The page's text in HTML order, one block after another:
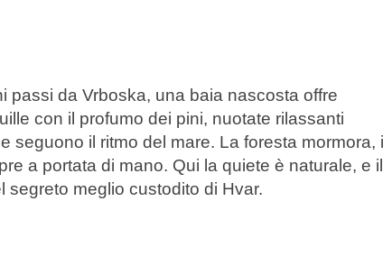
passi da Vrboska, una baia nascosta offre
con il profumo dei pini, nuotate rilassanti
seguono il ritmo del mare. La foresta mormora, i
a portata di mano. Qui la quiete è naturale, e il
segreto meglio custodito di Hvar.